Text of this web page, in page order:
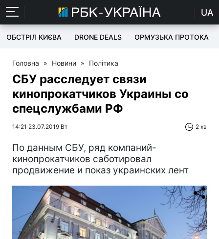
UA
ОБСТРІЛ КИЄВА DRONE DEALS ОРМУЗЬКА ПРОТОКА
Головна » Новини » Політика
СБУ расследует связи
кинопрокатчиков Украины со
спецслужбами РФ
14:21 23.07.2019 Вт 2 хв
По данным СБУ, ряд компаний-
кинопрокатчиков саботировал
продвижение и показ украинских лент